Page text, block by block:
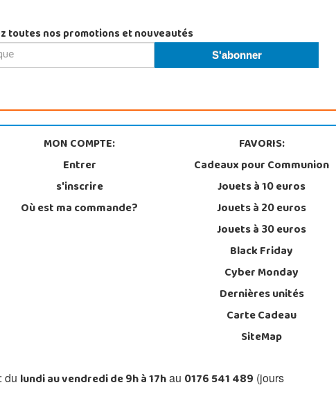
toutes nos promotions et nouveautés
MON COMPTE:
Entrer
s'inscrire
Où est ma commande?
FAVORIS:
Cadeaux pour Communion
Jouets à 10 euros
Jouets à 20 euros
Jouets à 30 euros
Black Friday
Cyber Monday
Dernières unités
Carte Cadeau
SiteMap
du lundi au vendredi de 9h à 17hau 0176 541 489 (jours